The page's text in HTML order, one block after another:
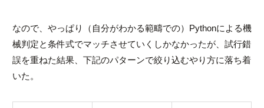
なので、やっぱり（自分がわかる範疇での）Pythonによる機
械判定と条件式でマッチさせていくしかなかったが、試行錯
誤を重ねた結果、下記のパターンで絞り込むやり方に落ち着
いた。